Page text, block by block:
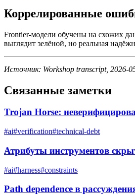
Коррелированные
Frontier-модели обучены на схожих
выглядит зелёной, но реальная
Источник: Workshop transcript, 2026-
Связанные заметки
Trojan Horse:
#ai#verification#technical-debt
Атрибуты инструментов
#ai#harness#constraints
Path dependence в